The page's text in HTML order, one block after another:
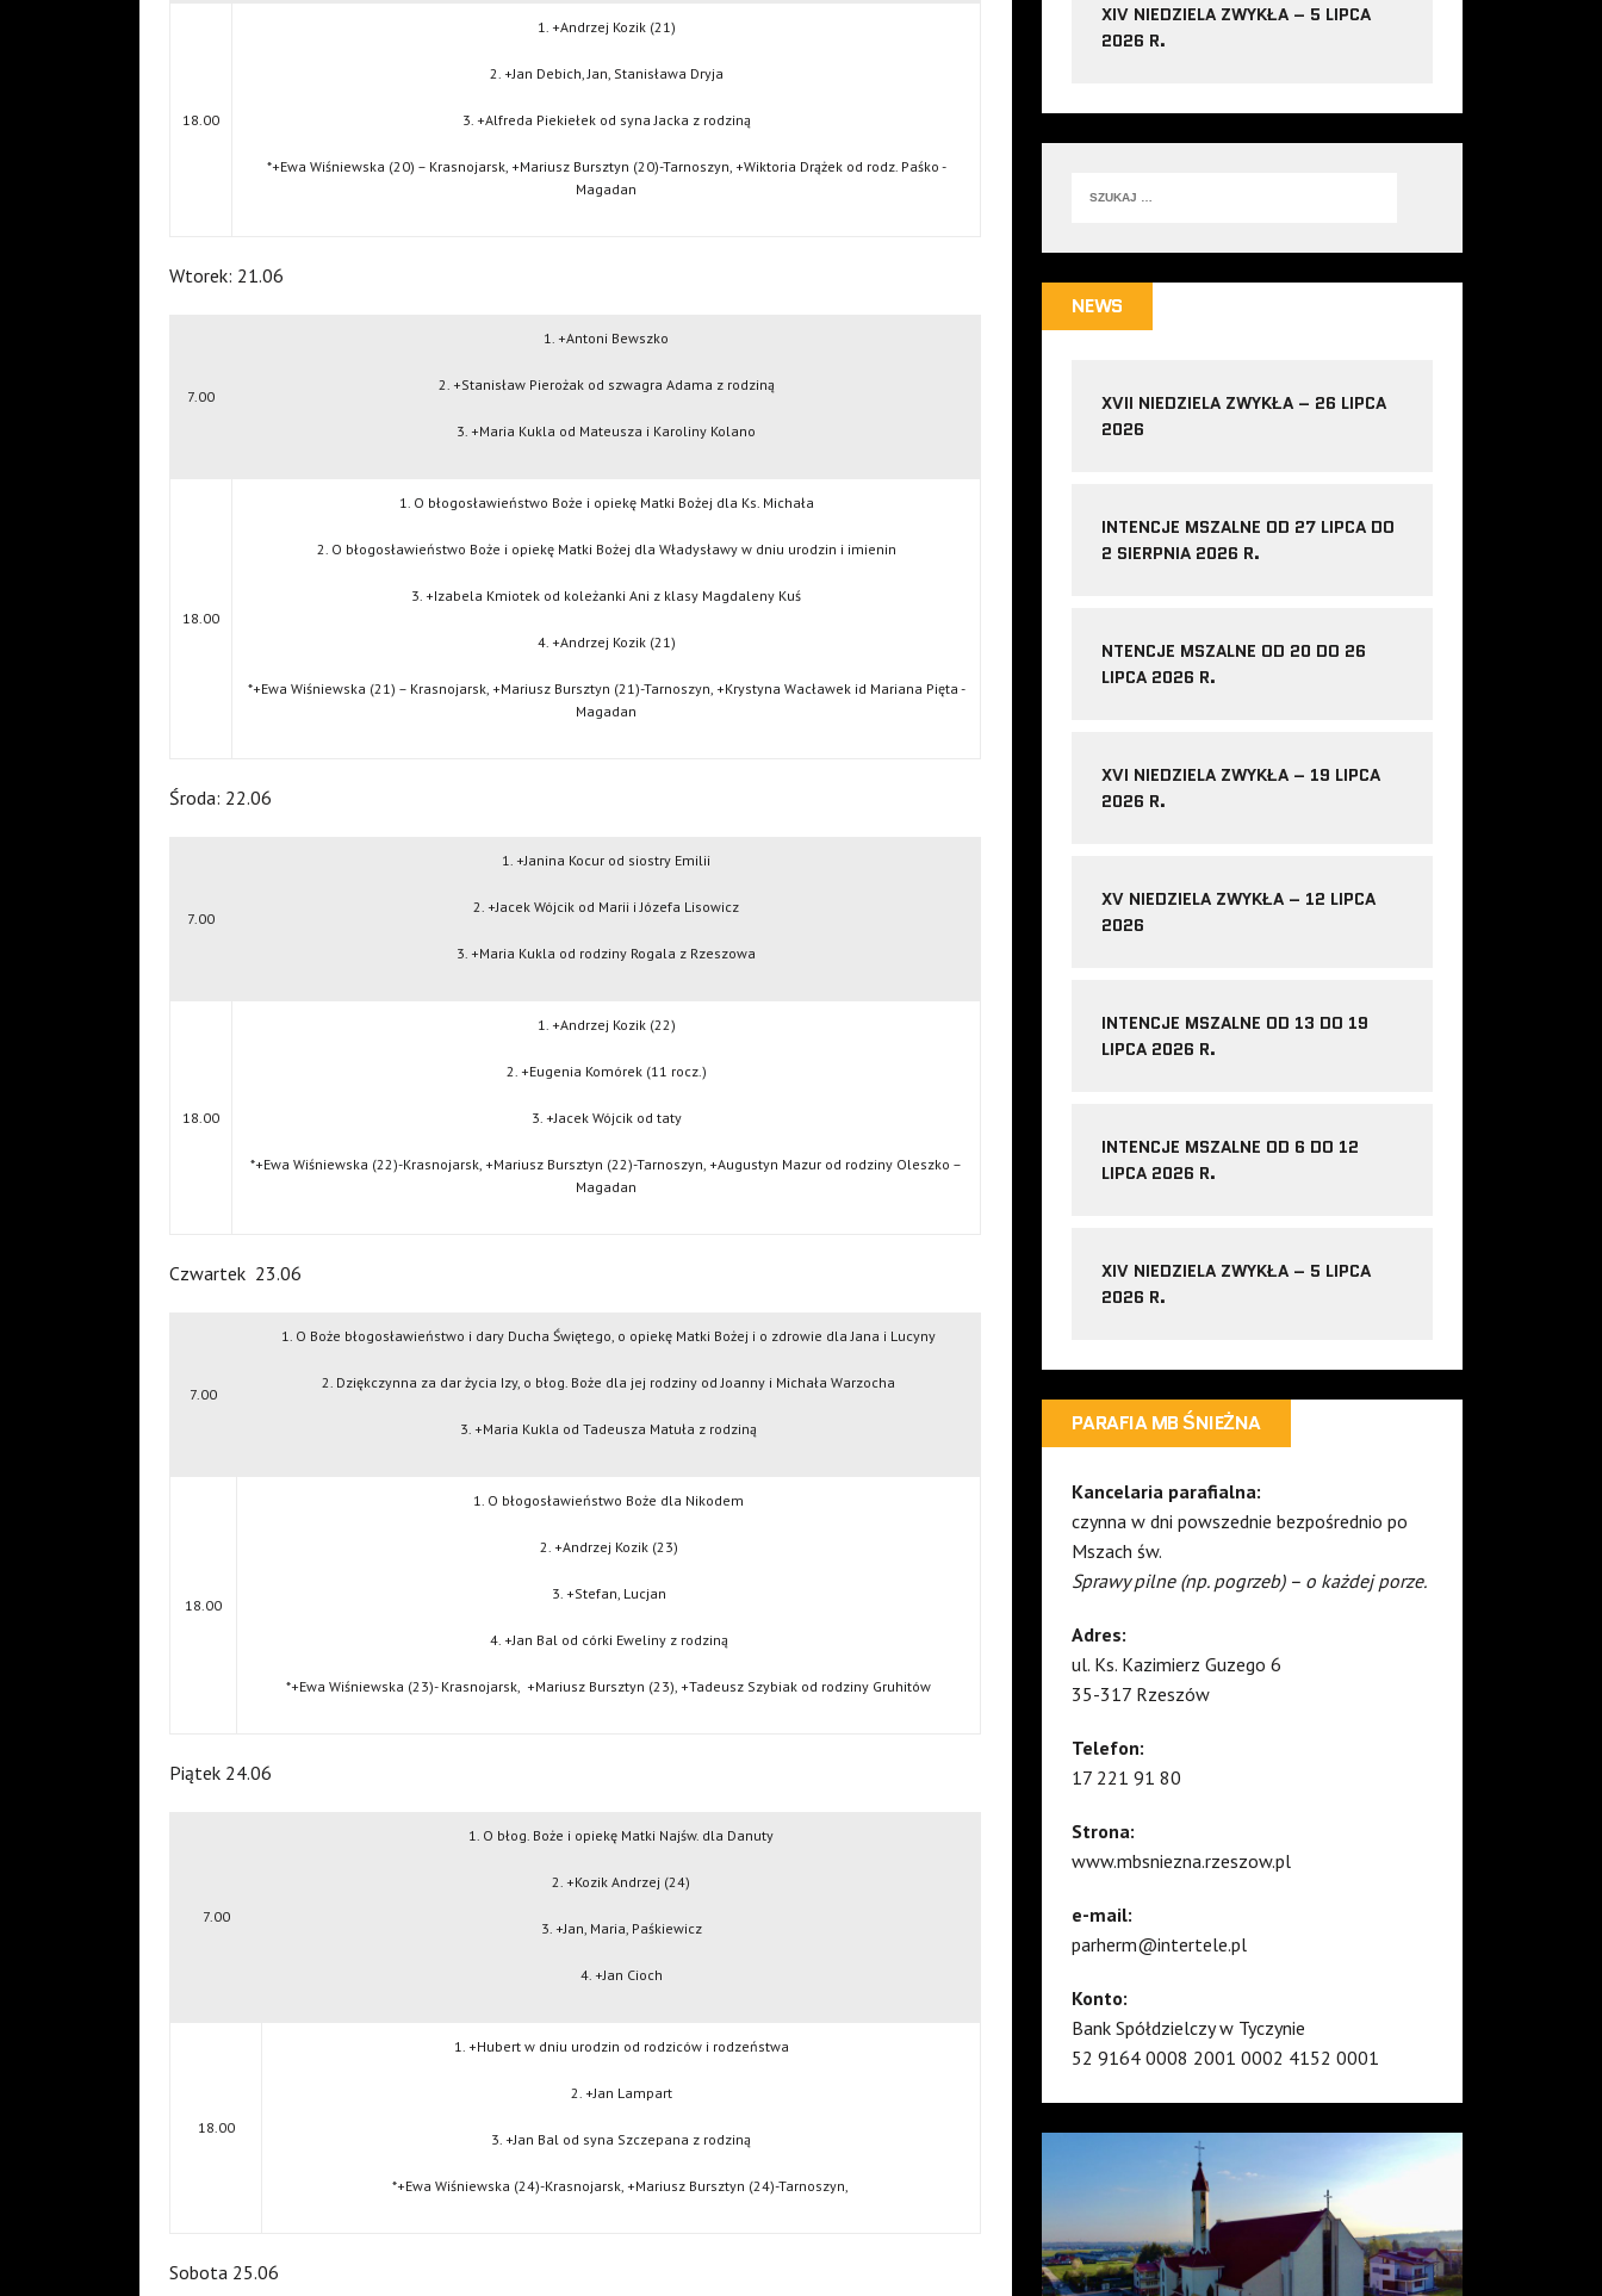
18.00
1. +Andrzej Kozik (21)
2. +Jan Debich, Jan, Stanisława Dryja
3. +Alfreda Piekiełek od syna Jacka z rodziną
*+Ewa Wiśniewska (20) – Krasnojarsk, +Mariusz Bursztyn (20)-Tarnoszyn, +Wiktoria Drążek od rodz. Paśko -
Magadan
Wtorek: 21.06
7.00
1. +Antoni Bewszko
2. +Stanisław Pierożak od szwagra Adama z rodziną
3. +Maria Kukla od Mateusza i Karoliny Kolano
18.00
1. O błogosławieństwo Boże i opiekę Matki Bożej dla Ks. Michała
2. O błogosławieństwo Boże i opiekę Matki Bożej dla Władysławy w dniu urodzin i imienin
3. +Izabela Kmiotek od koleżanki Ani z klasy Magdaleny Kuś
4. +Andrzej Kozik (21)
*+Ewa Wiśniewska (21) – Krasnojarsk, +Mariusz Bursztyn (21)-Tarnoszyn, +Krystyna Wacławek id Mariana Pięta -
Magadan
Środa: 22.06
7.00
1. +Janina Kocur od siostry Emilii
2. +Jacek Wójcik od Marii i Józefa Lisowicz
3. +Maria Kukla od rodziny Rogala z Rzeszowa
18.00
1. +Andrzej Kozik (22)
2. +Eugenia Komórek (11 rocz.)
3. +Jacek Wójcik od taty
*+Ewa Wiśniewska (22)-Krasnojarsk, +Mariusz Bursztyn (22)-Tarnoszyn, +Augustyn Mazur od rodziny Oleszko –
Magadan
Czwartek 23.06
7.00
1. O Boże błogosławieństwo i dary Ducha Świętego, o opiekę Matki Bożej i o zdrowie dla Jana i Lucyny
2. Dziękczynna za dar życia Izy, o błog. Boże dla jej rodziny od Joanny i Michała Warzocha
3. +Maria Kukla od Tadeusza Matuła z rodziną
18.00
1. O błogosławieństwo Boże dla Nikodem
2. +Andrzej Kozik (23)
3. +Stefan, Lucjan
4. +Jan Bal od córki Eweliny z rodziną
*+Ewa Wiśniewska (23)- Krasnojarsk, +Mariusz Bursztyn (23), +Tadeusz Szybiak od rodziny Gruhitów
Piątek 24.06
7.00
1. O błog. Boże i opiekę Matki Najśw. dla Danuty
2. +Kozik Andrzej (24)
3. +Jan, Maria, Paśkiewicz
4. +Jan Cioch
18.00
1. +Hubert w dniu urodzin od rodziców i rodzeństwa
2. +Jan Lampart
3. +Jan Bal od syna Szczepana z rodziną
*+Ewa Wiśniewska (24)-Krasnojarsk, +Mariusz Bursztyn (24)-Tarnoszyn,
Sobota 25.06
XIV NIEDZIELA ZWYKŁA – 5 LIPCA
2026 R.
NEWS
XVII NIEDZIELA ZWYKŁA – 26 LIPCA
2026
INTENCJE MSZALNE OD 27 LIPCA DO
2 SIERPNIA 2026 R.
NTENCJE MSZALNE OD 20 DO 26
LIPCA 2026 R.
XVI NIEDZIELA ZWYKŁA – 19 LIPCA
2026 R.
XV NIEDZIELA ZWYKŁA – 12 LIPCA
2026
INTENCJE MSZALNE OD 13 DO 19
LIPCA 2026 R.
INTENCJE MSZALNE OD 6 DO 12
LIPCA 2026 R.
XIV NIEDZIELA ZWYKŁA – 5 LIPCA
2026 R.
PARAFIA MB ŚNIEŻNA
Kancelaria parafialna:
czynna w dni powszednie bezpośrednio po
Mszach św.
Sprawy pilne (np. pogrzeb) – o każdej porze.
Adres:
ul. Ks. Kazimierz Guzego 6
35-317 Rzeszów
Telefon:
17 221 91 80
Strona:
www.mbsniezna.rzeszow.pl
e-mail:
parherm@intertele.pl
Konto:
Bank Spółdzielczy w Tyczynie
52 9164 0008 2001 0002 4152 0001